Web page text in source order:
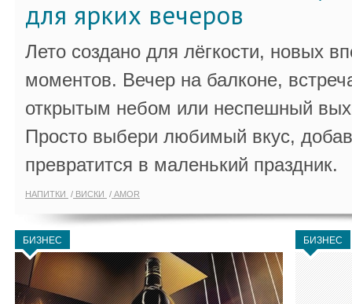
для ярких вечеров
Лето создано для лёгкости, новых
моментов. Вечер на балконе,
открытым небом или неспешный
Просто выбери любимый вкус,
превратится в маленький праздник.
НАПИТКИ ВИСКИ AMOR
БИЗНЕС БИЗНЕС